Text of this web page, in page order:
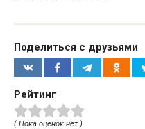
Поделиться с друзьями
Рейтинг
( Пока оценок нет )